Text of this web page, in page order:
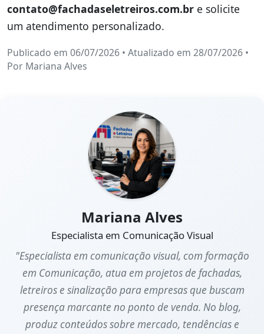
contato@fachadaseletreiros.com.br e solicite
um atendimento personalizado.
Publicado em 06/07/2026 • Atualizado em 28/07/2026 •
Por Mariana Alves
Mariana Alves
Especialista em Comunicação Visual
"Especialista em comunicação visual, com formação
em Comunicação, atua em projetos de fachadas,
letreiros e sinalização para empresas que buscam
presença marcante no ponto de venda. No blog,
produz conteúdos sobre mercado, tendências e